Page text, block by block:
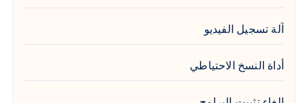
آلة تسجيل الفيديو
أداة النسخ الاحتياطي